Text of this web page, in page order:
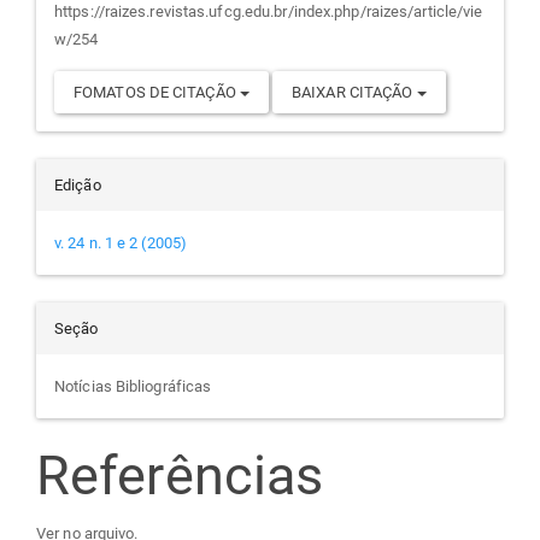
https://raizes.revistas.ufcg.edu.br/index.php/raizes/article/vie
w/254
FOMATOS DE CITAÇÃO BAIXAR CITAÇÃO
Edição
v. 24 n. 1 e 2 (2005)
Seção
Notícias Bibliográficas
Referências
Ver no arquivo.